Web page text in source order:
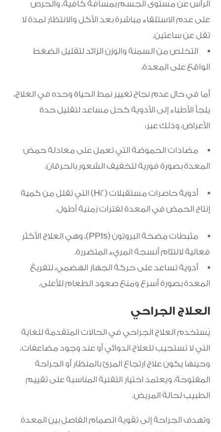
الرأس عن مستوى الجسم بمسافة كافية، والحرص
على عدم الاستلقاء مباشرة بعد الأكل والانتظار لمدة لا
تقل عن ساعتين.
التخلص من السمنة والوزن الزائد لتقليل الضغط
الواقع على المعدة.
أما في حال عدم نجاح تغيير نمط الحياة وحده في العلاج،
يلجأ الأطباء إلى الأدوية كحل مساعد لتقليل حدة
الأعراض، وذلك عبر:
مضادات الحموضة التي تعمل على معادلة حمض
المعدة بصورة فورية لتخفيف الشعور بالحرقان.
أدوية حاصرات مستقبلات (H2) التي تقلل من كمية
إنتاج الحمض في المعدة لفترات زمنية أطول.
مثبطات مضخة البروتون (PPIs)، وهي العلاج الأكثر
فعالية لالتئام أنسجة المريء المتضررة.
أدوية تساعد على حركة الجهاز الهضمي، لتفريغ
المعدة بصورة أسرع ومنع صعود الطعام للأعلى.
العلاج الجراحي
يُستخدم العلاج الجراحي في الحالات المتقدمة للغاية
التي لا تستجيب للعلاج الدوائي أو عند وجود مضاعفات،
وحينها يكون علاج ارتجاع المرئ بالمنظار أو الجراحة
المفتوحة، ويعتمد اختيار التقنية المناسبة على تقييم
الطبيب لحالة المريض.
وتهدف الجراحة إلى تقوية الصمام الفاصل بين المعدة